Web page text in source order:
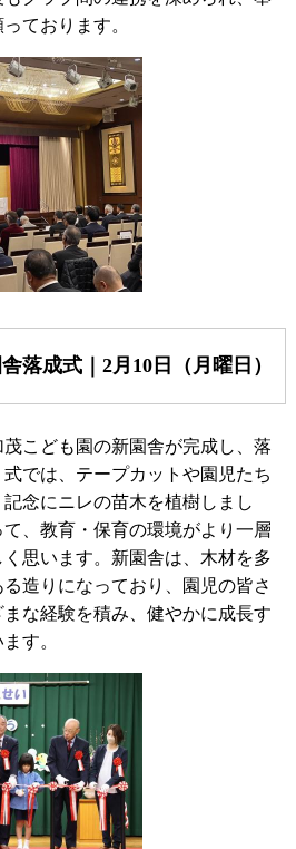
ております。
落成式｜2月10日（月曜日）
こども園の新園舎が完成し、落
では、テープカットや園児たち
念にニレの苗木を植樹しまし
、教育・保育の環境がより一層
思います。新園舎は、木材を多
造りになっており、園児の皆さ
な経験を積み、健やかに成長す
す。